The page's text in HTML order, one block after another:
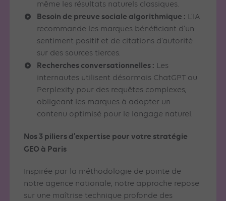
même les résultats naturels classiques.
Besoin de preuve sociale algorithmique : L’IA
recommande les marques bénéficiant d’un
sentiment positif et de citations d’autorité
sur des sources tierces.
Recherches conversationnelles : Les
internautes utilisent désormais ChatGPT ou
Perplexity pour des requêtes complexes,
obligeant les marques à adopter un
contenu optimisé pour le langage naturel.
Nos 3 piliers d’expertise pour votre stratégie
GEO à Paris
Inspirée par la méthodologie de pointe de
notre agence nationale, notre approche repose
sur une maîtrise technique profonde des